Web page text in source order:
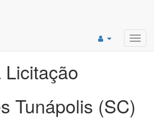
Tunápolis (SC)